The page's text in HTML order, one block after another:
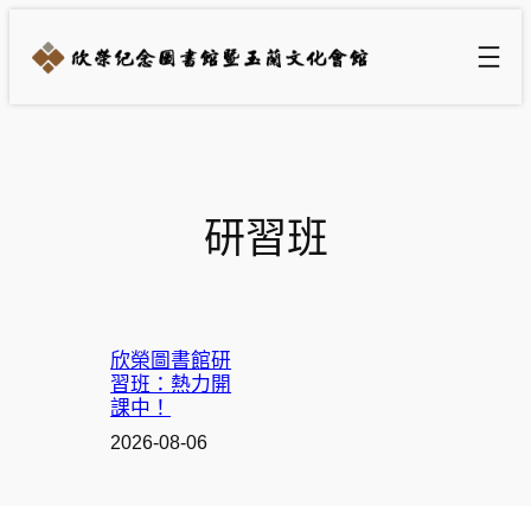
研習班
欣榮圖書館研
習班：熱力開
課中！
2026-08-06